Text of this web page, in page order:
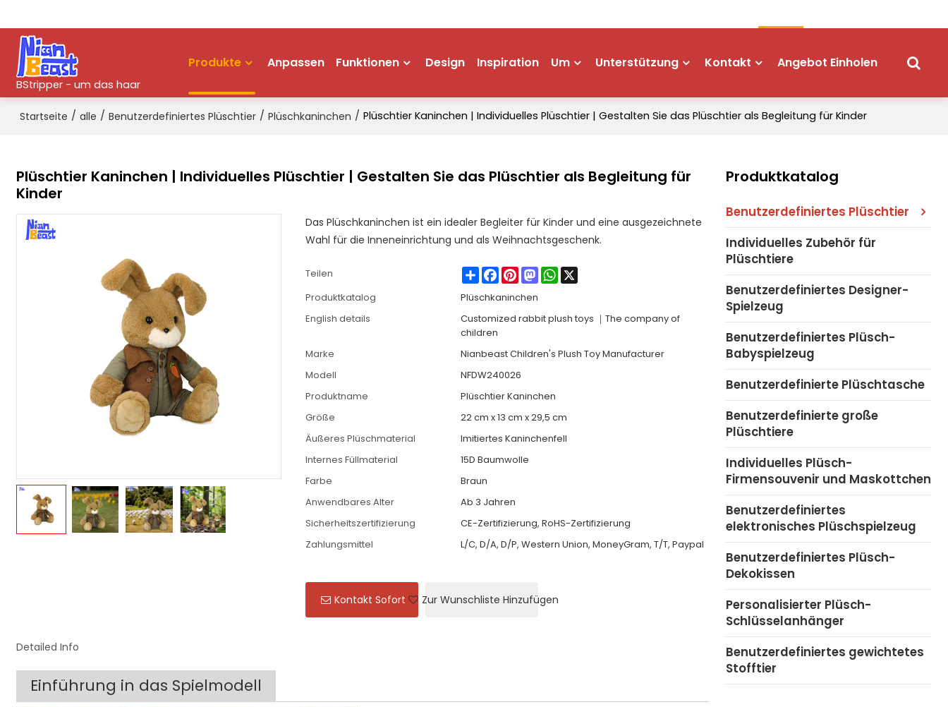
BStripper - um das haar
Produkte Anpassen Funktionen Design Inspiration Um Unterstützung Kontakt Angebot Einholen
Startseite / alle / Benutzerdefiniertes Plüschtier / Plüschkaninchen / Plüschtier Kaninchen | Individuelles Plüschtier | Gestalten Sie das Plüschtier als Begleitung für Kinder
Plüschtier Kaninchen | Individuelles Plüschtier | Gestalten Sie das Plüschtier als Begleitung für
Kinder
Das Plüschkaninchen ist ein idealer Begleiter für Kinder und eine ausgezeichnete
Wahl für die Inneneinrichtung und als Weihnachtsgeschenk.
Teilen ShareFacebook
PinterestMastodonWhatsApp
Produktkatalog
Plüschkaninchen
English details
Customized rabbit plush toys ｜The company of
children
Marke
Nianbeast Children's Plush Toy Manufacturer
Modell
NFDW240026
Produktname
Plüschtier Kaninchen
Größe
22 cm x 13 cm x 29,5 cm
Äußeres Plüschmaterial
Imitiertes Kaninchenfell
Internes Füllmaterial
15D Baumwolle
Farbe
Braun
Anwendbares Alter
Ab 3 Jahren
Sicherheitszertifizierung
CE-Zertifizierung, RoHS-Zertifizierung
Zahlungsmittel
L/C, D/A, D/P, Western Union, MoneyGram, T/T, Paypal
Kontakt Sofort Zur Wunschliste Hinzufügen
Detailed Info
Einführung in das Spielmodell
Produktkatalog
Benutzerdefiniertes Plüschtier
Individuelles Zubehör für
Plüschtiere
Benutzerdefiniertes Designer-
Spielzeug
Benutzerdefiniertes Plüsch-
Babyspielzeug
Benutzerdefinierte Plüschtasche
Benutzerdefinierte große
Plüschtiere
Individuelles Plüsch-
Firmensouvenir und Maskottchen
Benutzerdefiniertes
elektronisches Plüschspielzeug
Benutzerdefiniertes Plüsch-
Dekokissen
Personalisierter Plüsch-
Schlüsselanhänger
Benutzerdefiniertes gewichtetes
Stofftier